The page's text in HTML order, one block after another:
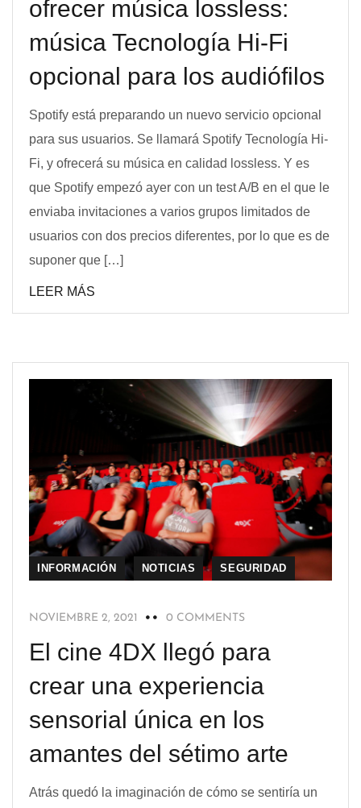
ofrecer música lossless:
música Tecnología Hi-Fi
opcional para los audiófilos
Spotify está preparando un nuevo servicio opcional
para sus usuarios. Se llamará Spotify Tecnología Hi-
Fi, y ofrecerá su música en calidad lossless. Y es
que Spotify empezó ayer con un test A/B en el que le
enviaba invitaciones a varios grupos limitados de
usuarios con dos precios diferentes, por lo que es de
suponer que […]
LEER MÁS
INFORMACIÓN NOTICIAS SEGURIDAD
NOVIEMBRE 2, 2021 0 COMMENTS
El cine 4DX llegó para
crear una experiencia
sensorial única en los
amantes del sétimo arte
Atrás quedó la imaginación de cómo se sentiría un